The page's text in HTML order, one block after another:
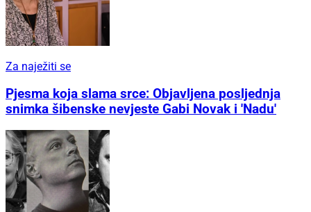
Za naježiti se
Pjesma koja slama srce: Objavljena posljednja
snimka šibenske nevjeste Gabi Novak i 'Nadu'